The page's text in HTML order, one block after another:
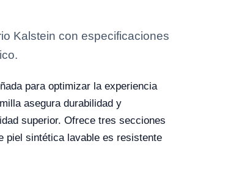
Kalstein con especificaciones
para optimizar la experiencia
asegura durabilidad y
superior. Ofrece tres secciones
piel sintética lavable es resistente